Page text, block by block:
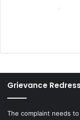
Grievance
The complaint needs